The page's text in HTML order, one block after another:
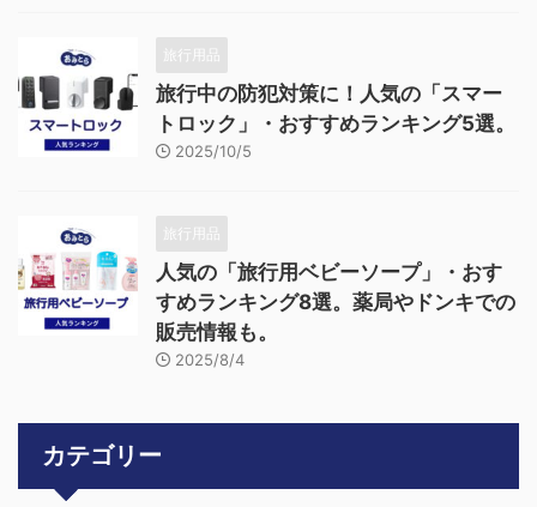
旅行用品
旅行中の防犯対策に！人気の「スマー
トロック」・おすすめランキング5選。
2025/10/5
旅行用品
人気の「旅行用ベビーソープ」・おす
すめランキング8選。薬局やドンキでの
販売情報も。
2025/8/4
カテゴリー